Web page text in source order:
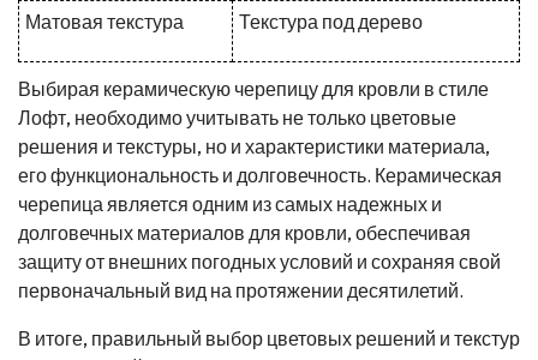
Матовая текстура Текстура под дерево
Выбирая керамическую черепицу для кровли в стиле
Лофт, необходимо учитывать не только цветовые
решения и текстуры, но и характеристики материала,
его функциональность и долговечность. Керамическая
черепица является одним из самых надежных и
долговечных материалов для кровли, обеспечивая
защиту от внешних погодных условий и сохраняя свой
первоначальный вид на протяжении десятилетий.
В итоге, правильный выбор цветовых решений и текстур